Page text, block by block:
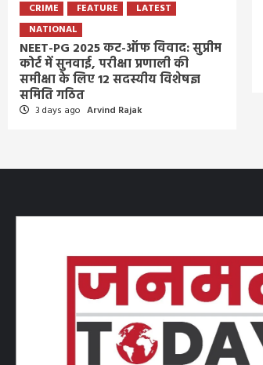
CRIME FEATURE
LATEST
NATIONAL
NEET-PG 2025 कट-ऑफ विवाद: सुप्रीम
कोर्ट में सुनवाई, परीक्षा प्रणाली की
समीक्षा के लिए 12 सदस्यीय विशेषज्ञ
समिति गठित
3 days ago Arvind Rajak